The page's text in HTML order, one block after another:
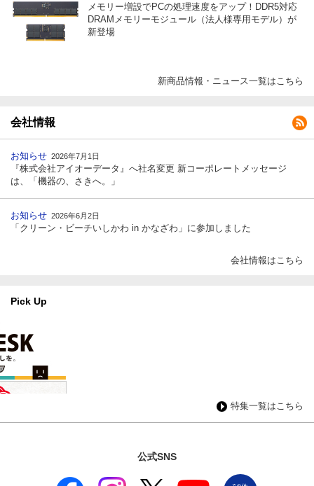
メモリー増設でPCの処理速度をアップ！DDR5対応
DRAMメモリーモジュール（法人様専用モデル）が
新登場
新商品情報・ニュース一覧はこちら
会社情報
お知らせ 2026年7月1日
『株式会社アイオーデータ』へ社名変更 新コーポレートメッセージ
は、「機器の、さきへ。」
お知らせ 2026年6月2日
「クリーン・ビーチいしかわ in かなざわ」に参加しました
会社情報はこちら
Pick Up
特集一覧はこちら
公式SNS